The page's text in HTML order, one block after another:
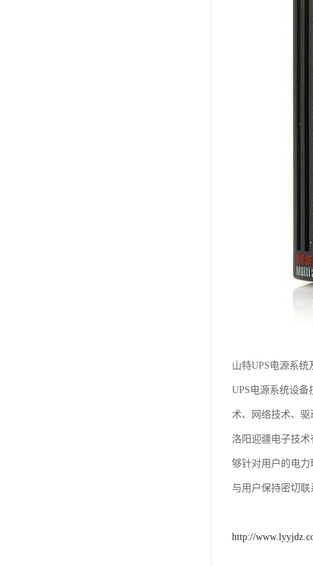
山特UPS电源系统
UPS电源系统设
术、网络技术、驱
洛阳迎疆电子技
够针对用户的电
与用户保持密切联
http://